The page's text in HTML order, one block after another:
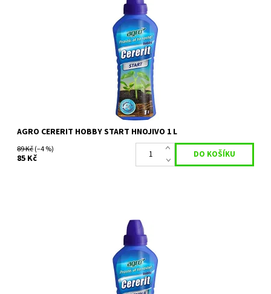
Kapalné bezchloridové hnojivo s mikroprvky. Je určené pro
přihnojování všech druhů rostlin v období intenzívního růstu, v
nádobách i na zahradě ve...
Skladem 2 ks
AGRO CERERIT HOBBY START HNOJIVO 1 L
89 Kč(–4 %)
85 Kč
AGRO Cererit Hobby Zelenina je kapalné bezchloridové hnojivo s
mikroprvky. Je určené pro všechny druhy zeleniny (plodová,
Skladem 7 ks